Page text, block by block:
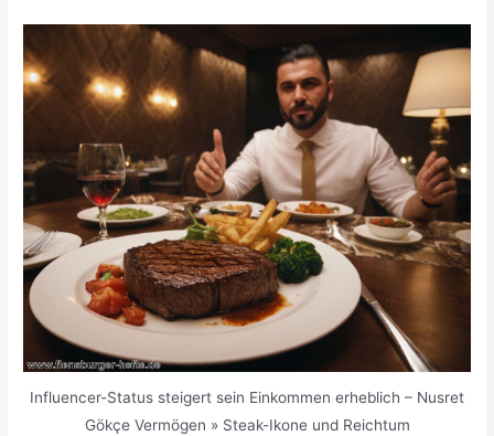
Influencer-Status steigert sein Einkommen erheblich – Nusret
Gökçe Vermögen » Steak-Ikone und Reichtum